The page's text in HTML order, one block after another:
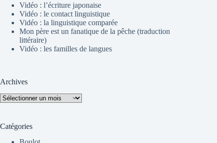
Vidéo : l’écriture japonaise
Vidéo : le contact linguistique
Vidéo : la linguistique comparée
Mon père est un fanatique de la pêche (traduction
littéraire)
Vidéo : les familles de langues
Archives
Archives
Catégories